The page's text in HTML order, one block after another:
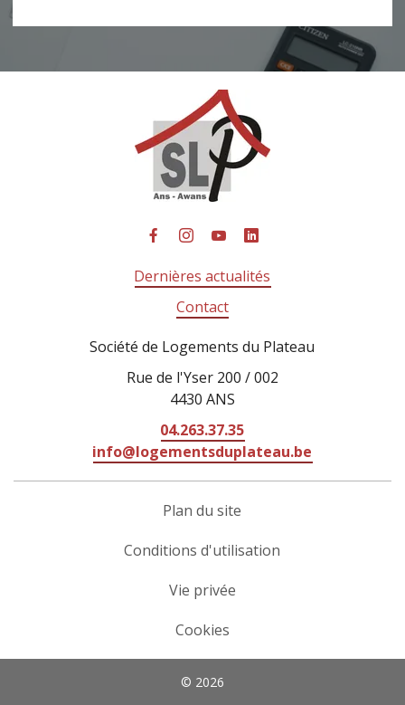
Dernières actualités
Contact
Société de Logements du Plateau
Rue de l'Yser 200 / 002
4430 ANS
04.263.37.35
info@logementsduplateau.be
Plan du site
Conditions d'utilisation
Vie privée
Cookies
© 2026